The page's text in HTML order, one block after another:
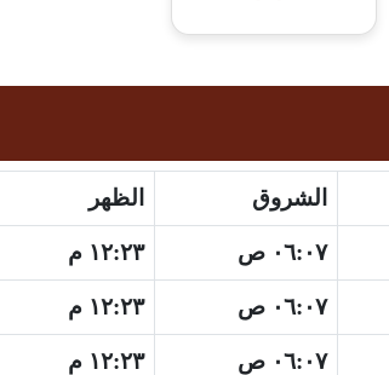
الشروق الظهر
٠٦:٠٧ ص ١٢:٢٣ م
٠٦:٠٧ ص ١٢:٢٣ م
٠٦:٠٧ ص ١٢:٢٣ م